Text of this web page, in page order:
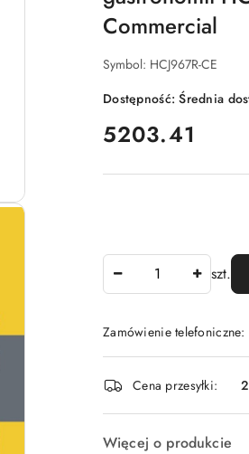
Commercial
Symbol: HCJ967R-CE
Dostępność:Średnia
cena:
5203.41
szt.
Zamówienie telefoniczne:
Dostępność
i
dostawa
Cena przesyłki:
Więcej o produkcie